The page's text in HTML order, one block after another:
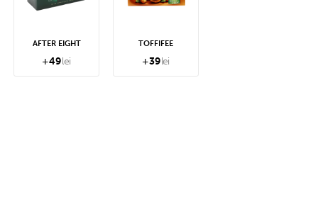
AFTER EIGHT
+49lei
TOFFIFEE
+39lei